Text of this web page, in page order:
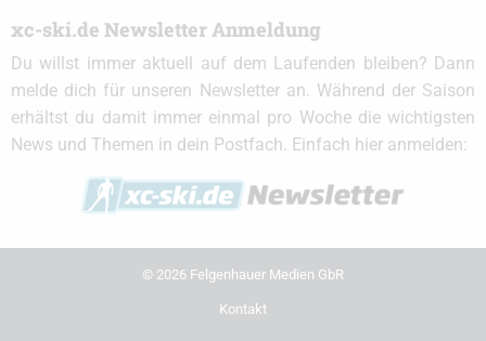
xc-ski.de Newsletter Anmeldung
Du willst immer aktuell auf dem Laufenden bleiben? Dann
melde dich für unseren Newsletter an. Während der Saison
erhältst du damit immer einmal pro Woche die wichtigsten
News und Themen in dein Postfach. Einfach hier anmelden:
© 2026 Felgenhauer Medien GbR
Kontakt